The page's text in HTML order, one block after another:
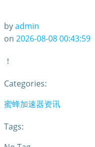
byadmin
on 2026-08-08 00:43:59
！
Categories:
蜜蜂加速器资讯
Tags: